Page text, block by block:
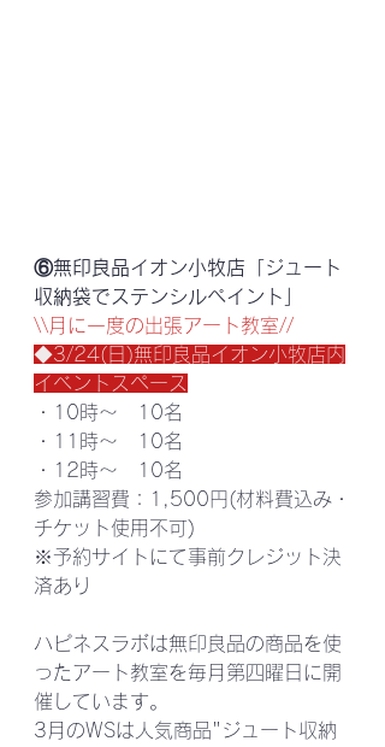
⑥無印良品イオン小牧店「ジュート
収納袋でステンシルペイント」
\\月に一度の出張アート教室//
◆3/24(日)無印良品イオン小牧店内
イベントスペース
・10時～　10名
・11時～　10名
・12時～　10名
参加講習費：1,500円(材料費込み・
チケット使用不可)
※予約サイトにて事前クレジット決
済あり
ハピネスラボは無印良品の商品を使
ったアート教室を毎月第四曜日に開
催しています。
3月のWSは人気商品"ジュート収納